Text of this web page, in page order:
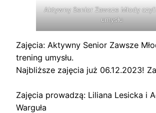
Aktywny Senior Zawsze Młody
umysłu
Zajęcia: Aktywny Senior Zawsze
trening umysłu.
Najbliższe zajęcia już 06.12.2023!
Zajęcia prowadzą: Liliana Lesicka i
Warguła